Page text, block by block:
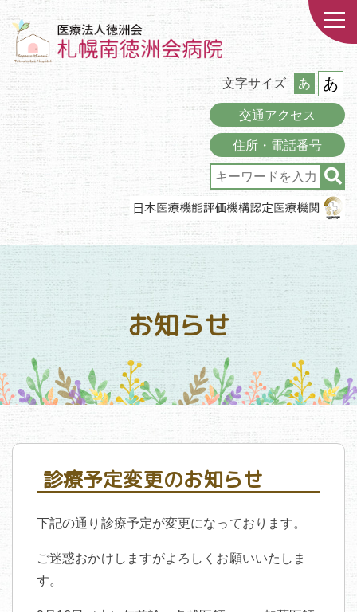
文字サイズ あ あ
交通アクセス
住所・電話番号
お知らせ
診療予定変更のお知らせ
下記の通り診療予定が変更になっております。
ご迷惑おかけしますがよろしくお願いいたしま
す。